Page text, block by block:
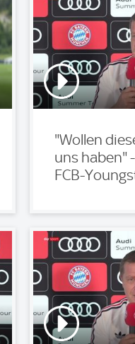
"Wollen
uns haben"
FCB-